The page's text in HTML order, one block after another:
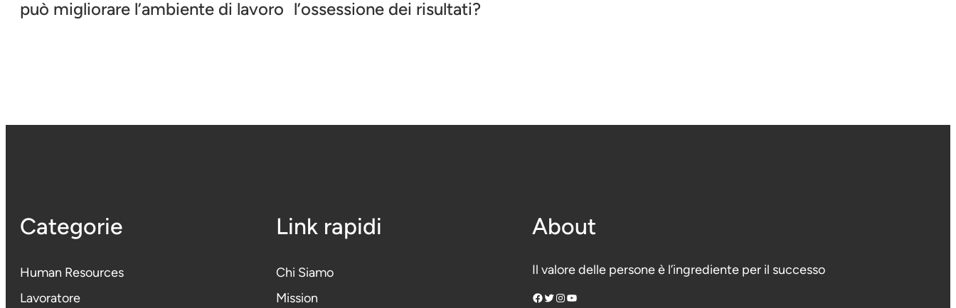
può migliorare l’ambiente di lavoro l’ossessione dei risultati?
Categorie
Human Resources
Lavoratore
Link rapidi
Chi Siamo
Mission
About
Il valore delle persone è l’ingrediente per il successo
Facebook Twitter InstagramYouTube